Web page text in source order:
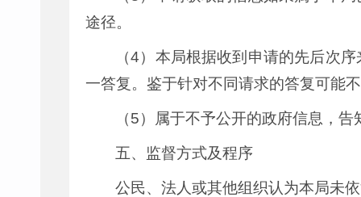
途径。
（4）本局根据收到申请的先后次
一答复。鉴于针对不同请求的答复可能
（5）属于不予公开的政府信息，
五、监督方式及程序
公民、法人或其他组织认为本局未